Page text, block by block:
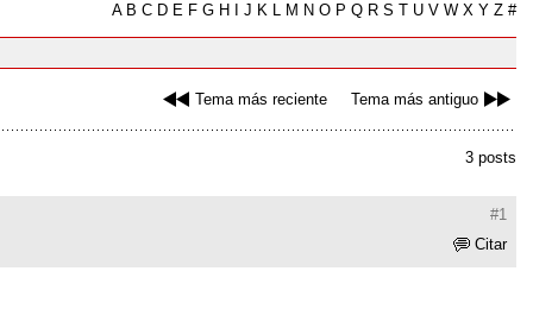
AB C D E F G H J K L M N O P Q R S T U V W X Y Z #
Tema más reciente Tema más antiguo
3 posts
#1
Citar